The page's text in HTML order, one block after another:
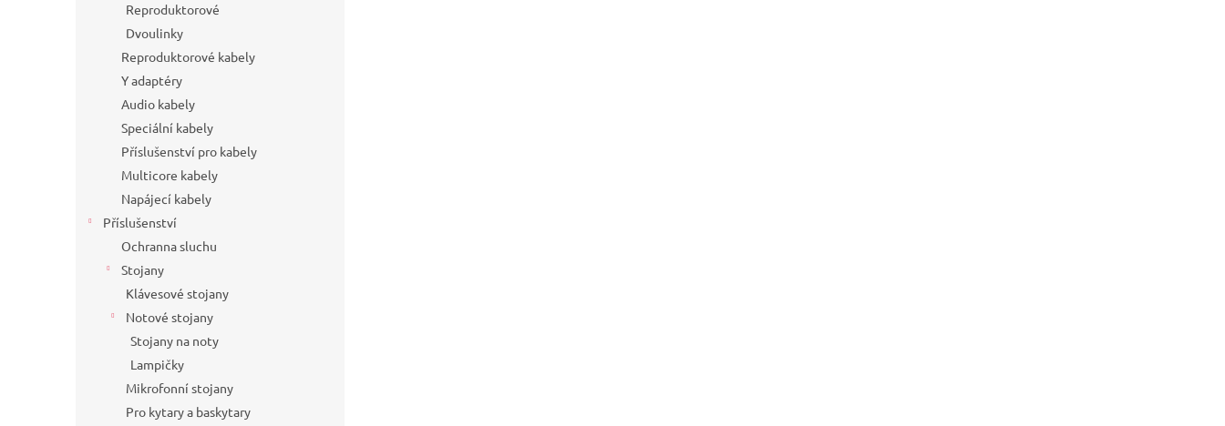
Reproduktorové
Dvoulinky
Reproduktorové kabely
Y adaptéry
Audio kabely
Speciální kabely
Příslušenství pro kabely
Multicore kabely
Napájecí kabely
Příslušenství
Ochranna sluchu
Stojany
Klávesové stojany
Notové stojany
Stojany na noty
Lampičky
Mikrofonní stojany
Pro kytary a baskytary